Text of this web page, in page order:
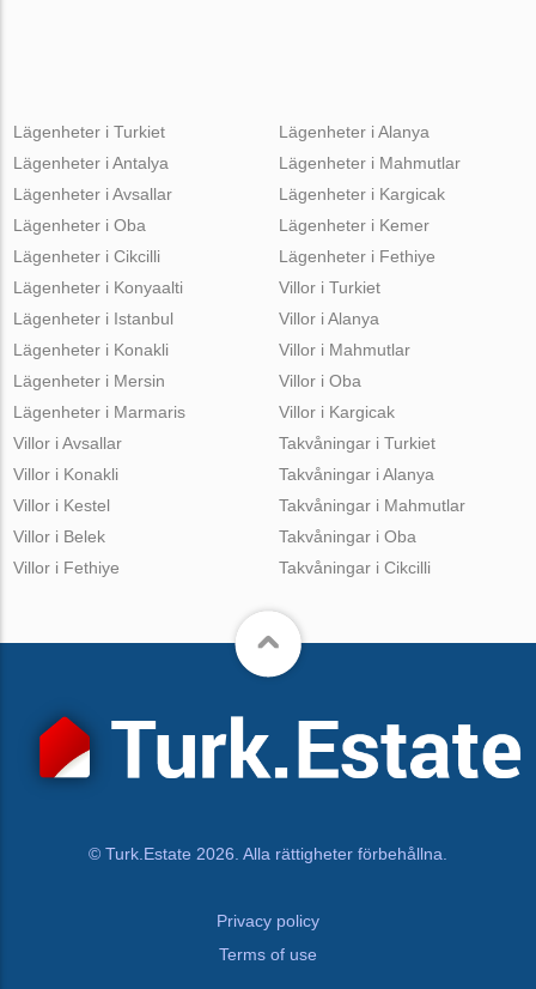
Lägenheter i Turkiet
Lägenheter i Antalya
Lägenheter i Avsallar
Lägenheter i Oba
Lägenheter i Cikcilli
Lägenheter i Alanya
Lägenheter i Mahmutlar
Lägenheter i Kargicak
Lägenheter i Kemer
Lägenheter i Fethiye
Lägenheter i Konyaalti
Lägenheter i Istanbul
Lägenheter i Konakli
Lägenheter i Mersin
Lägenheter i Marmaris
Villor i Turkiet
Villor i Alanya
Villor i Mahmutlar
Villor i Oba
Villor i Kargicak
Villor i Avsallar
Villor i Konakli
Villor i Kestel
Villor i Belek
Villor i Fethiye
Takvåningar i Turkiet
Takvåningar i Alanya
Takvåningar i Mahmutlar
Takvåningar i Oba
Takvåningar i Cikcilli
© Turk.Estate 2026. Alla rättigheter förbehållna.
Privacy policy
Terms of use